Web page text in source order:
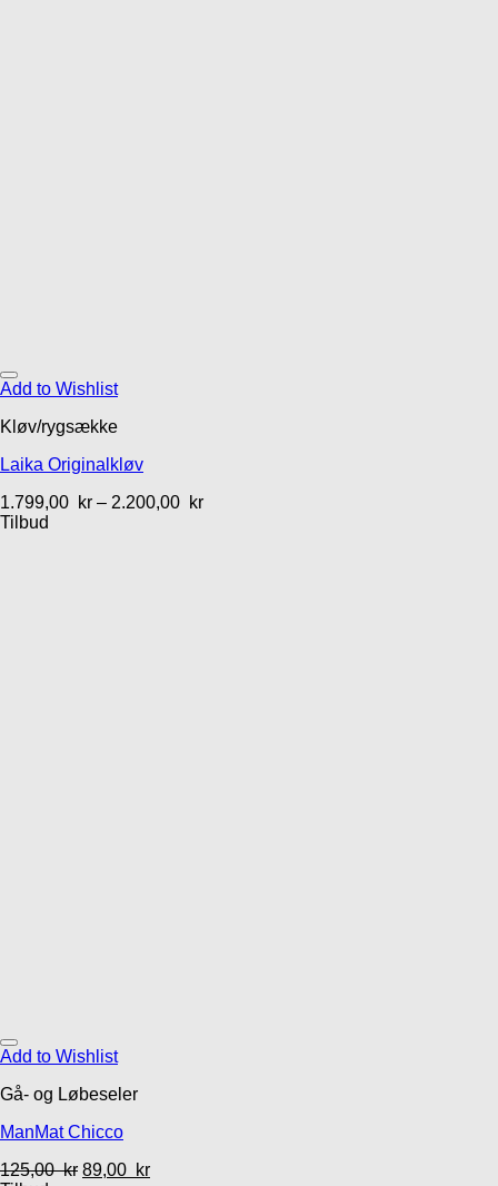
Add to Wishlist
Kløv/rygsække
Laika Originalkløv
1.799,00 kr – 2.200,00 kr
Tilbud
Add to Wishlist
Gå- og Løbeseler
ManMat Chicco
125,00kr 89,00 kr